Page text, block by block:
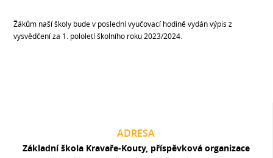
Žákům naší školy bude v poslední vyučovací hodině vydán výpis z
vysvědčení za 1. pololetí školního roku 2023/2024.
ADRESA
Základní škola Kravaře-Kouty, příspěvková organizace